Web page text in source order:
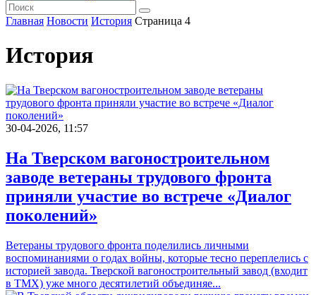
Главная Новости История Страница 4
История
30-04-2026, 11:57
На Тверском вагоностроительном
заводе ветераны трудового фронта
приняли участие во встрече «Диалог
поколений»
Ветераны трудового фронта поделились личными
воспоминаниями о годах войны, которые тесно переплелись с
историей завода. Тверской вагоностроительный завод (входит
в ТМХ) уже много десятилетий объединяе...